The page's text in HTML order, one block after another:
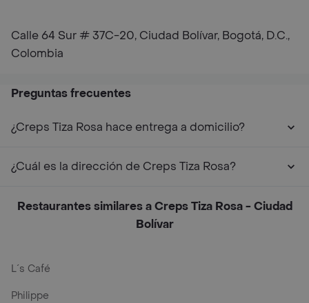
Calle 64 Sur # 37C-20, Ciudad Bolívar, Bogotá, D.C.,
Colombia
Preguntas frecuentes
¿Creps Tiza Rosa hace entrega a domicilio?
¿Cuál es la dirección de Creps Tiza Rosa?
Restaurantes similares a Creps Tiza Rosa - Ciudad
Bolívar
L´s Café
Philippe